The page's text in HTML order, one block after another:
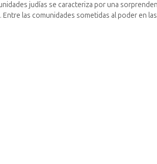
judías se caracteriza por una
las comunidades sometidas al poder en